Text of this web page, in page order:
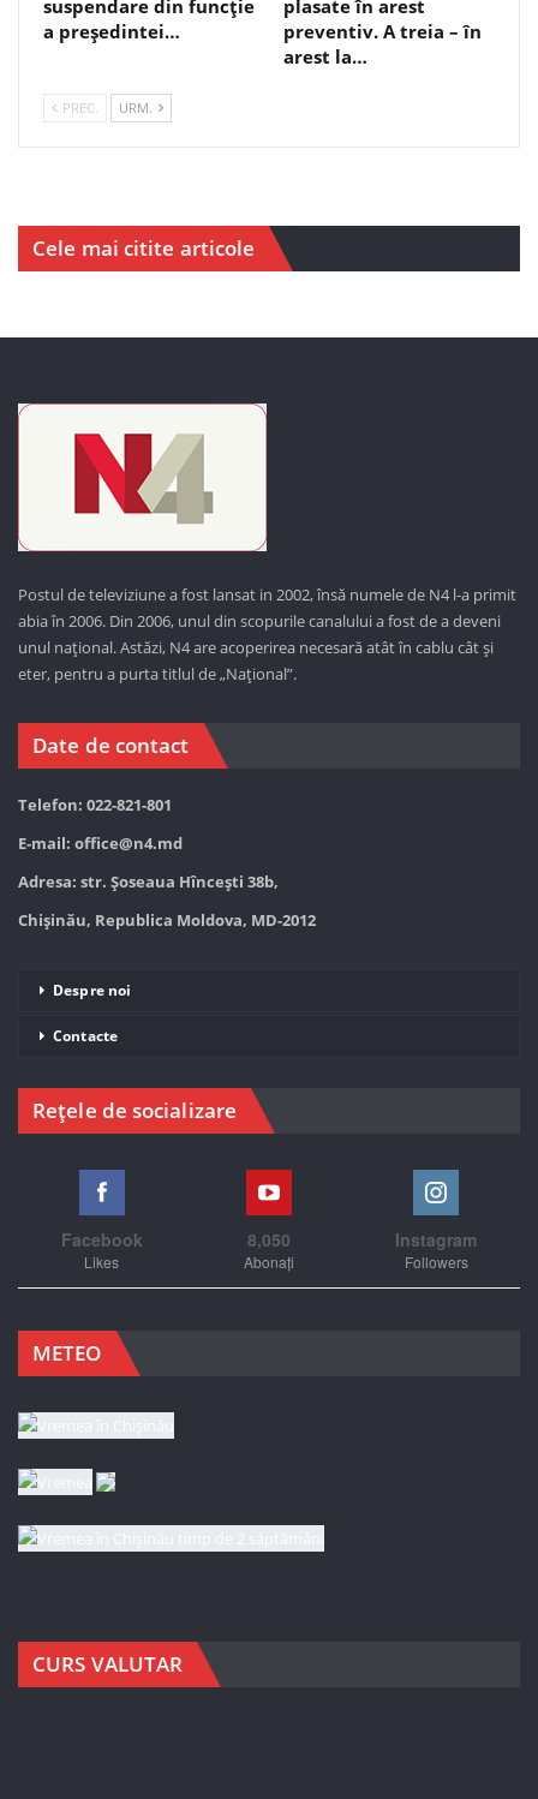
suspendare din funcție
a președintei…
plasate în arest
preventiv. A treia – în
arest la…
PREC. URM.
Cele mai citite articole
Postul de televiziune a fost lansat in 2002, însă numele de N4 l-a primit
abia în 2006. Din 2006, unul din scopurile canalului a fost de a deveni
unul național. Astăzi, N4 are acoperirea necesară atât în cablu cât și
eter, pentru a purta titlul de „Național”.
Date de contact
Telefon: 022-821-801
E-mail: office@n4.md
Adresa: str. Șoseaua Hînceşti 38b,
Chișinău, Republica Moldova, MD-2012
Despre noi
Contacte
Rețele de socializare
Facebook
Likes
8,050
Abonați
Instagram
Followers
METEO
CURS VALUTAR